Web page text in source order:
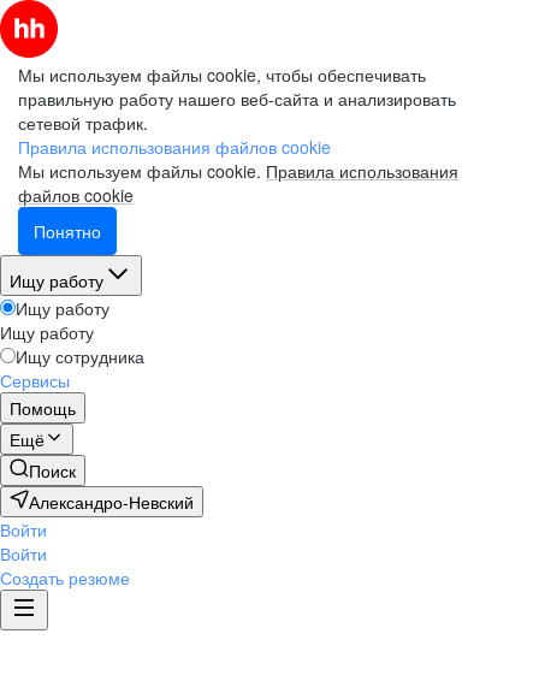
Мы используем файлы cookie, чтобы обеспечивать
правильную работу нашего веб-сайта и анализировать
сетевой трафик.
Правила использования файлов cookie
Мы используем файлы cookie. Правила использования
файлов cookie
Понятно
Ищу работу
Ищу работу
Ищу работу
Ищу сотрудника
Сервисы
Помощь
Ещё
Поиск
Александро-Невский
Войти
Войти
Создать резюме